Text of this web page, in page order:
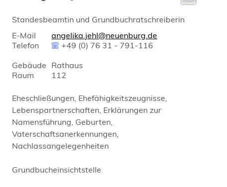
Standesbeamtin und Grundbuchratschreiberin
E-Mail
angelika.jehl@neuenburg.de
Telefon
+49 (0) 76 31 - 791-116
Gebäude Rathaus
Raum
112
Eheschließungen, Ehefähigkeitszeugnisse,
Lebenspartnerschaften, Erklärungen zur
Namensführung, Geburten,
Vaterschaftsanerkennungen,
Nachlassangelegenheiten
Grundbucheinsichtstelle